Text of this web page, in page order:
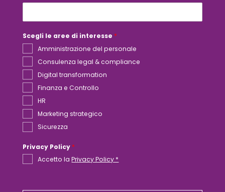
Scegli le aree di interesse *
Amministrazione del personale
Consulenza legal & compliance
Digital transformation
Finanza e Controllo
HR
Marketing strategico
Sicurezza
Privacy Policy *
Accetto laPrivacy Policy *